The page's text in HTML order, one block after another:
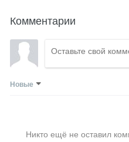
Комментарии
Новые
Никто ещё не оставил